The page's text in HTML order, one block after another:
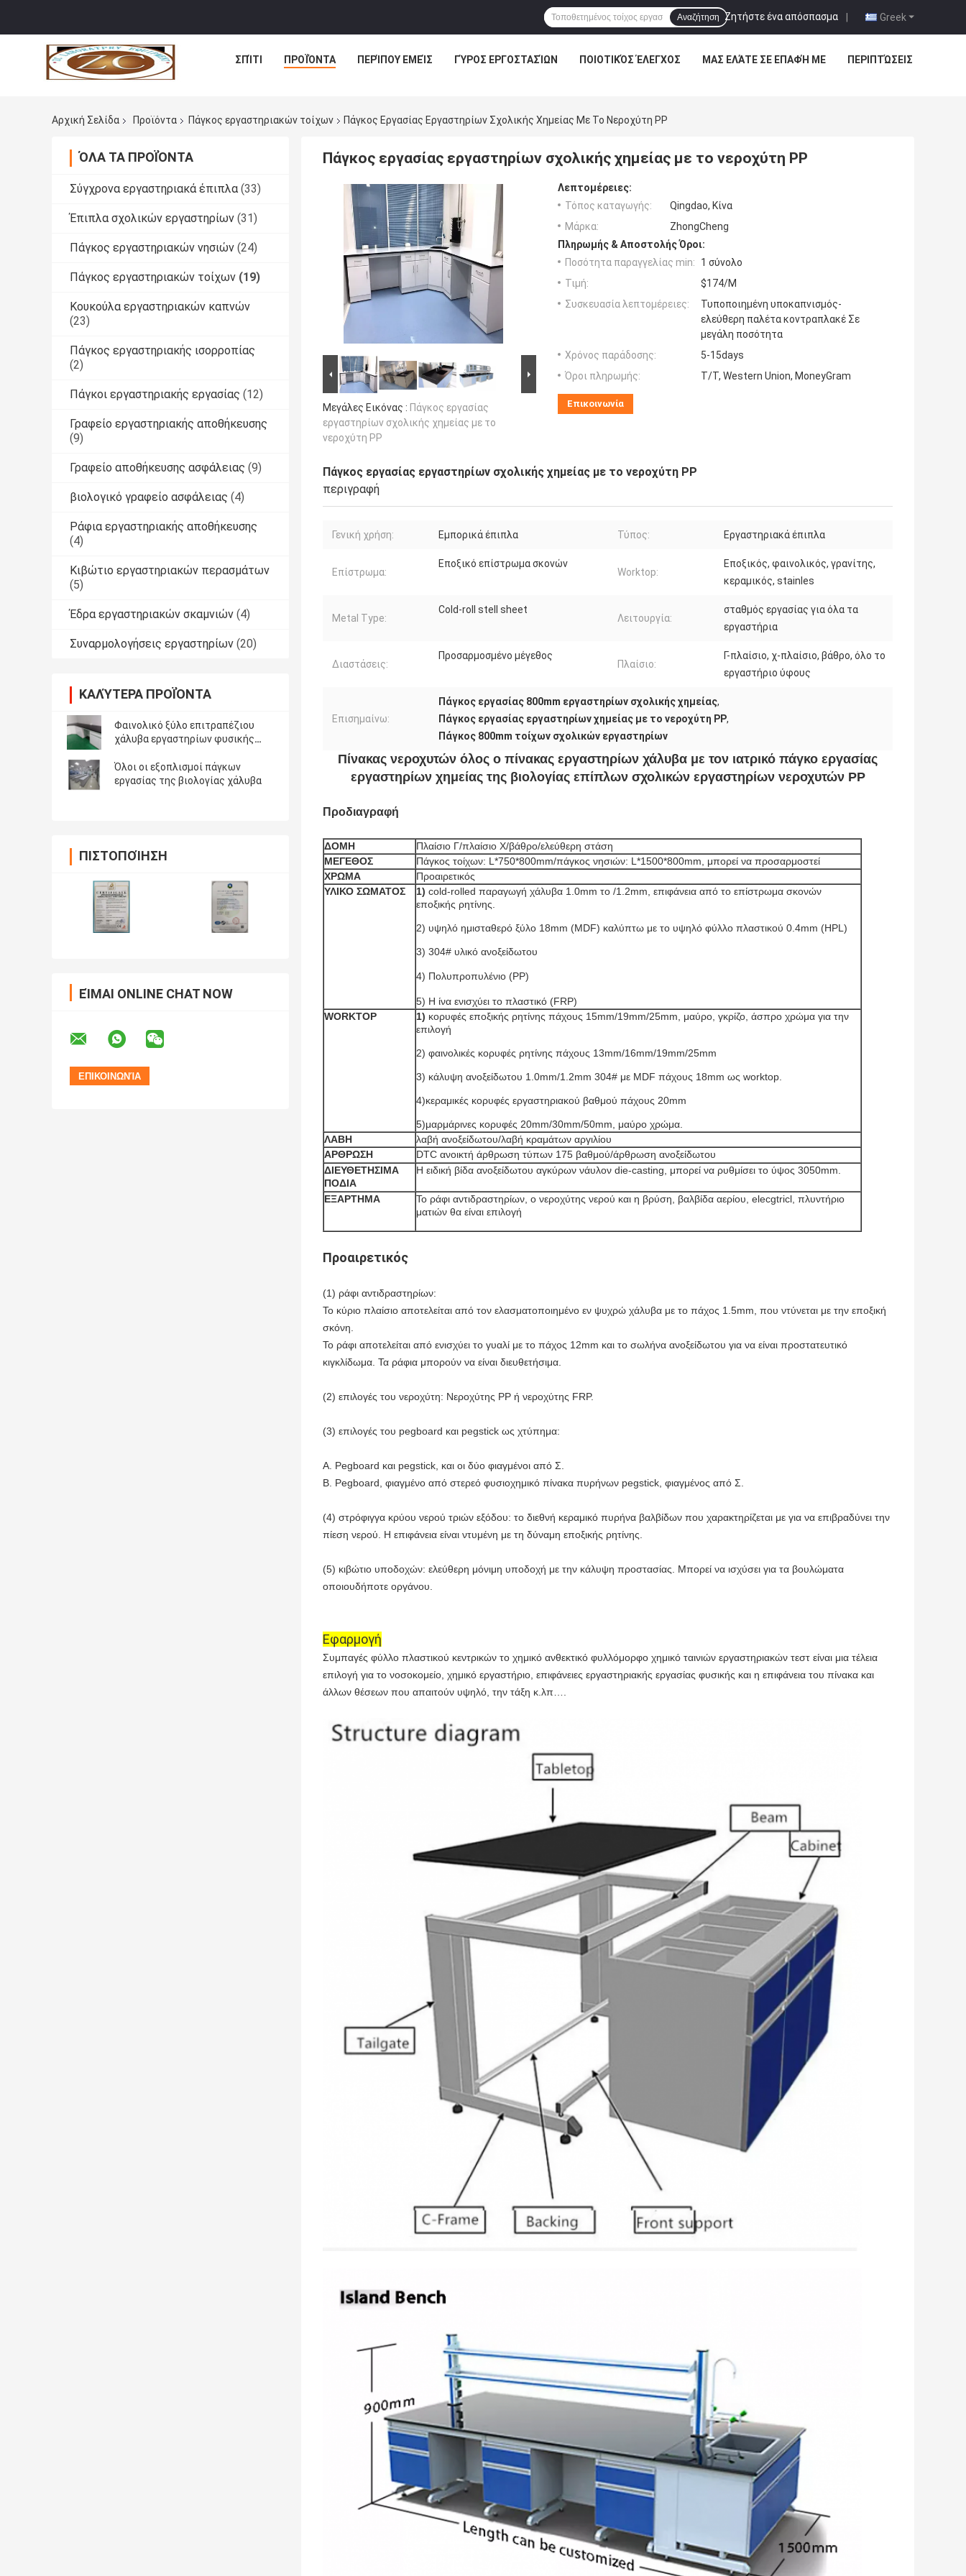
Greek
Ζητήστε ένα απόσπασμα |
Αναζήτηση
ΣΠΊΤΙ ΠΡΟΪΌΝΤΑ ΠΕΡΊΠΟΥ ΕΜΕΊΣ ΓΎΡΟΣ ΕΡΓΟΣΤΑΣΊΩΝ ΠΟΙΟΤΙΚΌΣ ΈΛΕΓΧΟΣ ΜΑΣ ΕΛΆΤΕ ΣΕ ΕΠΑΦΉ ΜΕ ΠΕΡΙΠΤΏΣΕΙΣ
Αρχική Σελίδα Προϊόντα Πάγκος εργαστηριακών τοίχων Πάγκος Εργασίας Εργαστηρίων Σχολικής Χημείας Με Το Νεροχύτη PP
ΌΛΑ ΤΑ ΠΡΟΪΌΝΤΑ
Σύγχρονα εργαστηριακά έπιπλα (33)
Έπιπλα σχολικών εργαστηρίων (31)
Πάγκος εργαστηριακών νησιών (24)
Πάγκος εργαστηριακών τοίχων (19)
Κουκούλα εργαστηριακών καπνών
(23)
Πάγκος εργαστηριακής ισορροπίας
(2)
Πάγκοι εργαστηριακής εργασίας (12)
Γραφείο εργαστηριακής αποθήκευσης
(9)
Γραφείο αποθήκευσης ασφάλειας (9)
βιολογικό γραφείο ασφάλειας (4)
Ράφια εργαστηριακής αποθήκευσης
(4)
Κιβώτιο εργαστηριακών περασμάτων
(5)
Έδρα εργαστηριακών σκαμνιών (4)
Συναρμολογήσεις εργαστηρίων (20)
ΚΑΛΎΤΕΡΑ ΠΡΟΪΌΝΤΑ
Φαινολικό ξύλο επιτραπέζιου
χάλυβα εργαστηρίων φυσικής
Όλοι οι εξοπλισμοί πάγκων
εργασίας της βιολογίας χάλυβα
ΠΙΣΤΟΠΟΊΗΣΗ
ΕΊΜΑΙ ONLINE CHAT NOW
Πάγκος εργασίας εργαστηρίων σχολικής χημείας με το νεροχύτη PP
Μεγάλες Εικόνας : Πάγκος εργασίας
εργαστηρίων σχολικής χημείας με το
νεροχύτη PP
Λεπτομέρειες:
Τόπος καταγωγής:
Qingdao, Κίνα
Μάρκα:
ZhongCheng
Πληρωμής & Αποστολής Όροι:
Ποσότητα παραγγελίας min:
1 σύνολο
Τιμή:
$174/M
Συσκευασία λεπτομέρειες:
Τυποποιημένη υποκαπνισμός-
ελεύθερη παλέτα κοντραπλακέ Σε
μεγάλη ποσότητα
Χρόνος παράδοσης:
5-15days
Όροι πληρωμής:
T/T, Western Union, MoneyGram
Επικοινωνία
Πάγκος εργασίας εργαστηρίων σχολικής χημείας με το νεροχύτη PP
περιγραφή
Γενική χρήση: Εμπορικά έπιπλα Τύπος: Εργαστηριακά έπιπλα
Επίστρωμα:
Εποξικό επίστρωμα σκονών
Worktop:
Εποξικός, φαινολικός, γρανίτης,
κεραμικός, stainles
Metal Type:
Cold-roll stell sheet
Λειτουργία:
σταθμός εργασίας για όλα τα
εργαστήρια
Διαστάσεις:
Προσαρμοσμένο μέγεθος
Πλαίσιο:
Γ-πλαίσιο, χ-πλαίσιο, βάθρο, όλο το
εργαστήριο ύφους
Επισημαίνω:
Πάγκος εργασίας 800mm εργαστηρίων σχολικής χημείας,
Πάγκος εργασίας εργαστηρίων χημείας με το νεροχύτη PP,
Πάγκος 800mm τοίχων σχολικών εργαστηρίων
Πίνακας νεροχυτών όλος ο πίνακας εργαστηρίων χάλυβα με τον ιατρικό πάγκο εργασίας
εργαστηρίων χημείας της βιολογίας επίπλων σχολικών εργαστηρίων νεροχυτών PP
Προδιαγραφή
ΔΟΜΗ
Πλαίσιο Γ/πλαίσιο Χ/βάθρο/ελεύθερη στάση
ΜΕΓΕΘΟΣ
Πάγκος τοίχων: L*750*800mm/πάγκος νησιών: L*1500*800mm, μπορεί να προσαρμοστεί
ΧΡΩΜΑ
Προαιρετικός
ΥΛΙΚΟ ΣΩΜΑΤΟΣ
1) cold-rolled παραγωγή χάλυβα 1.0mm το /1.2mm, επιφάνεια από το επίστρωμα σκονών
εποξικής ρητίνης.
2) υψηλό ημισταθερό ξύλο 18mm (MDF) καλύπτω με το υψηλό φύλλο πλαστικού 0.4mm (HPL)
3) 304# υλικό ανοξείδωτου
4) Πολυπροπυλένιο (PP)
5) Η ίνα ενισχύει το πλαστικό (FRP)
WORKTOP
1) κορυφές εποξικής ρητίνης πάχους 15mm/19mm/25mm, μαύρο, γκρίζο, άσπρο χρώμα για την
επιλογή
2) φαινολικές κορυφές ρητίνης πάχους 13mm/16mm/19mm/25mm
3) κάλυψη ανοξείδωτου 1.0mm/1.2mm 304# με MDF πάχους 18mm ως worktop.
4)κεραμικές κορυφές εργαστηριακού βαθμού πάχους 20mm
5)μαρμάρινες κορυφές 20mm/30mm/50mm, μαύρο χρώμα.
ΛΑΒΗ
λαβή ανοξείδωτου/λαβή κραμάτων αργιλίου
ΑΡΘΡΩΣΗ
DTC ανοικτή άρθρωση τύπων 175 βαθμού/άρθρωση ανοξείδωτου
ΔΙΕΥΘΕΤΗΣΙΜΑ
ΠΟΔΙΑ
Η ειδική βίδα ανοξείδωτου αγκύρων νάυλον die-casting, μπορεί να ρυθμίσει το ύψος 3050mm.
ΕΞΑΡΤΗΜΑ
Το ράφι αντιδραστηρίων, ο νεροχύτης νερού και η βρύση, βαλβίδα αερίου, elecgtricl, πλυντήριο
ματιών θα είναι επιλογή
Προαιρετικός
(1) ράφι αντιδραστηρίων:
Το κύριο πλαίσιο αποτελείται από τον ελασματοποιημένο εν ψυχρώ χάλυβα με το πάχος 1.5mm, που ντύνεται με την εποξική
σκόνη.
Το ράφι αποτελείται από ενισχύει το γυαλί με το πάχος 12mm και το σωλήνα ανοξείδωτου για να είναι προστατευτικό
κιγκλίδωμα. Τα ράφια μπορούν να είναι διευθετήσιμα.
(2) επιλογές του νεροχύτη: Νεροχύτης PP ή νεροχύτης FRP.
(3) επιλογές του pegboard και pegstick ως χτύπημα:
Α. Pegboard και pegstick, και οι δύο φιαγμένοι από Σ.
Β. Pegboard, φιαγμένο από στερεό φυσιοχημικό πίνακα πυρήνων pegstick, φιαγμένος από Σ.
(4) στρόφιγγα κρύου νερού τριών εξόδου: το διεθνή κεραμικό πυρήνα βαλβίδων που χαρακτηρίζεται με για να επιβραδύνει την
πίεση νερού. Η επιφάνεια είναι ντυμένη με τη δύναμη εποξικής ρητίνης.
(5) κιβώτιο υποδοχών: ελεύθερη μόνιμη υποδοχή με την κάλυψη προστασίας. Μπορεί να ισχύσει για τα βουλώματα
οποιουδήποτε οργάνου.
Εφαρμογή
Συμπαγές φύλλο πλαστικού κεντρικών το χημικό ανθεκτικό φυλλόμορφο χημικό ταινιών εργαστηριακών τεστ είναι μια τέλεια
επιλογή για το νοσοκομείο, χημικό εργαστήριο, επιφάνειες εργαστηριακής εργασίας φυσικής και η επιφάνεια του πίνακα και
άλλων θέσεων που απαιτούν υψηλό, την τάξη κ.λπ….